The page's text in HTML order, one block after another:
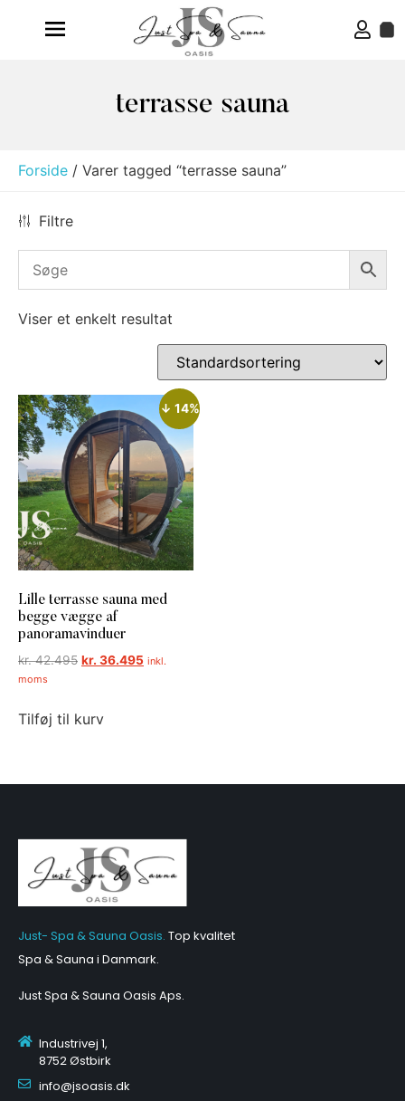
terrasse sauna
Forside / Varer tagged “terrasse sauna”
Filtre
Viser et enkelt resultat
↓ 14%
Lille terrasse sauna med
begge vægge af
panoramavinduer
kr.42.495 kr. 36.495 inkl.
moms
Tilføj til kurv
Just- Spa & Sauna Oasis. Top kvalitet
Spa & Sauna i Danmark.
Just Spa & Sauna Oasis Aps.
Industrivej 1,
8752 Østbirk
info@jsoasis.dk